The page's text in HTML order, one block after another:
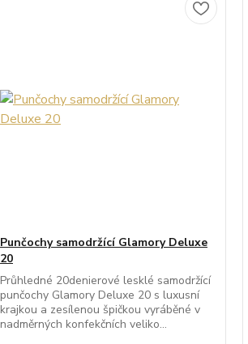
Punčochy samodržící Glamory Deluxe
20
Průhledné 20denierové lesklé samodržící
punčochy Glamory Deluxe 20 s luxusní
krajkou a zesílenou špičkou vyráběné v
nadměrných konfekčních veliko...